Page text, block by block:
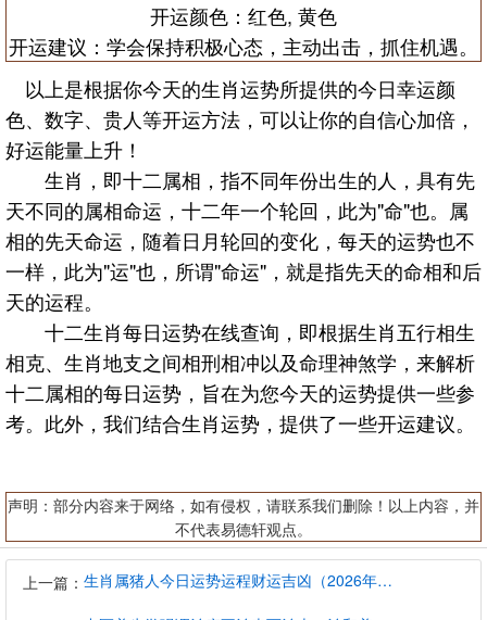
开运颜色：红色, 黄色
开运建议：学会保持积极心态，主动出击，抓住机遇。
以上是根据你今天的生肖运势所提供的今日幸运颜
色、数字、贵人等开运方法，可以让你的自信心加倍，
好运能量上升！
生肖，即十二属相，指不同年份出生的人，具有先
天不同的属相命运，十二年一个轮回，此为"命"也。属
相的先天命运，随着日月轮回的变化，每天的运势也不
一样，此为"运"也，所谓"命运"，就是指先天的命相和后
天的运程。
十二生肖每日运势在线查询，即根据生肖五行相生
相克、生肖地支之间相刑相冲以及命理神煞学，来解析
十二属相的每日运势，旨在为您今天的运势提供一些参
考。此外，我们结合生肖运势，提供了一些开运建议。
声明：部分内容来于网络，如有侵权，请联系我们删除！以上内容，并
不代表易德轩观点。
上一篇： 生肖属猪人今日运势运程财运吉凶（2026年8月6日）详解查询